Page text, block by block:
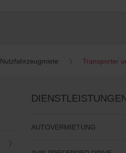
Nutzfahrzeugmiete Transporter
AUTOVERMIETUNG